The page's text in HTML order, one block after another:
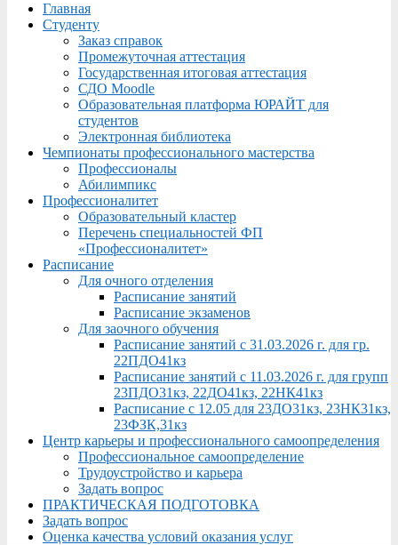
Menu
Главная
Студенту
Заказ справок
Промежуточная аттестация
Государственная итоговая аттестация
СДО Moodle
Образовательная платформа ЮРАЙТ для
студентов
Электронная библиотека
Чемпионаты профессионального мастерства
Профессионалы
Абилимпикс
Профессионалитет
Образовательный кластер
Перечень специальностей ФП
«Профессионалитет»
Расписание
Для очного отделения
Расписание занятий
Расписание экзаменов
Для заочного обучения
Расписание занятий с 31.03.2026 г. для гр.
22ПДО41кз
Расписание занятий с 11.03.2026 г. для групп
23ПДО31кз, 22ДО41кз, 22НК41кз
Расписание с 12.05 для 23ДО31кз, 23НК31кз,
23ФЗК,31кз
Центр карьеры и профессионального самоопределения
Профессиональное самоопределение
Трудоустройство и карьера
Задать вопрос
ПРАКТИЧЕСКАЯ ПОДГОТОВКА
Задать вопрос
Оценка качества условий оказания услуг